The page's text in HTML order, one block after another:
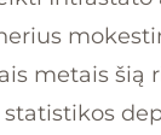
metais